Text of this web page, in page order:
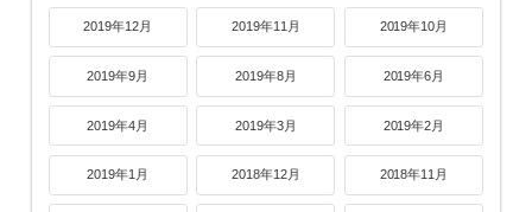
2019年12月 2019年11月 2019年10月
2019年9月 2019年8月 2019年6月
2019年4月 2019年3月 2019年2月
2019年1月 2018年12月 2018年11月